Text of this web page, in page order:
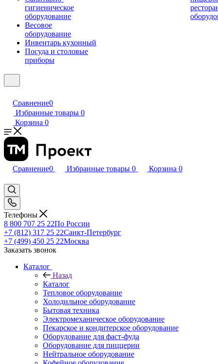
гигиеническое
оборудование
Весовое
оборудование
Инвентарь кухонный
Посуда и столовые
приборы
Сравнение0
Избранные товары 0
Корзина 0
Сравнение0 Избранные товары 0 Корзина 0
Телефоны
8 800 707 25 22По России
+7 (812) 317 25 22Санкт-Петербург
+7 (499) 450 25 22Москва
Заказать звонок
Каталог
Назад
Каталог
Тепловое оборудование
Холодильное оборудование
Бытовая техника
Электромеханическое оборудование
Пекарское и кондитерское оборудование
Оборудование для фаст-фуда
Оборудование для пиццерии
Нейтральное оборудование